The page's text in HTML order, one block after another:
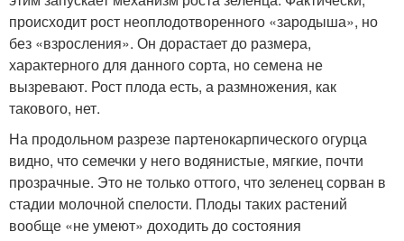
происходит рост неоплодотворенного «зародыша», но
без «взросления». Он дорастает до размера,
характерного для данного сорта, но семена не
вызревают. Рост плода есть, а размножения, как
такового, нет.
На продольном разрезе партенокарпического огурца
видно, что семечки у него водянистые, мягкие, почти
прозрачные. Это не только оттого, что зеленец сорван в
стадии молочной спелости. Плоды таких растений
вообще «не умеют» доходить до состояния